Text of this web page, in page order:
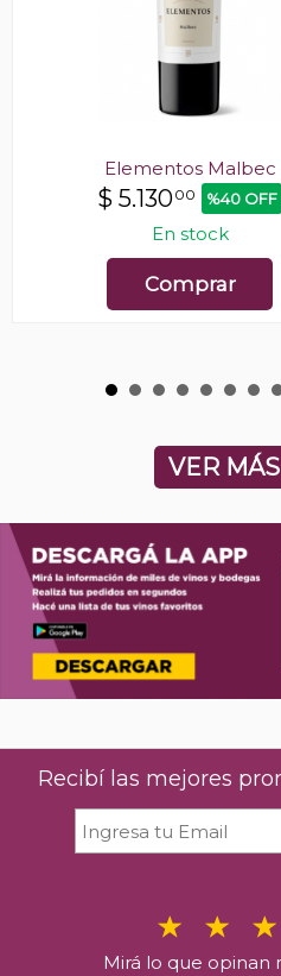
Elementos Malbec
$ 5.13000 %40 OFF
En stock
Comprar
VER
Recibí las mejores
Mirá lo que opinan